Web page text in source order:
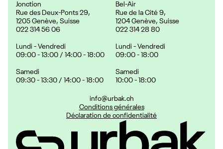
Jonction
Rue des Deux-Ponts 29,
1205 Genève, Suisse
022 314 56 06
Lundi - Vendredi
09:00 - 13:00 / 14:00 - 18:00
Samedi
09:30 - 13:30 / 14:00 - 18:00
Bel-Air
Rue de la Cité 9,
1204 Genève, Suisse
022 314 28 80
Lundi - Vendredi
09:00 - 18:00
Samedi
10:00 - 18:00
info@urbak.ch
Conditions générales
Déclaration de confidentialité